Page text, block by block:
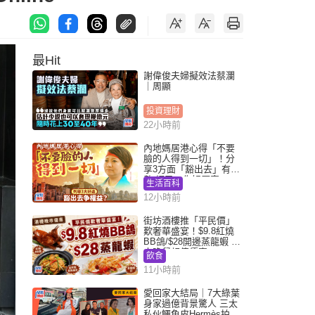
最Hit
謝偉俊夫婦擬效法蔡瀾
｜周顯
投資理財
22小時前
內地媽居港心得「不要
臉的人得到一切」！分
享3方面「豁出去」有著
數 網民：你好厲害
生活百科
12小時前
街坊酒樓推「平民價」
歎奢華盛宴！$9.8紅燒
BB鴿/$28開邊蒸龍蝦 3
大晚餐超值優惠
飲食
11小時前
愛回家大結局｜7大綠葉
身家過億背景驚人 三太